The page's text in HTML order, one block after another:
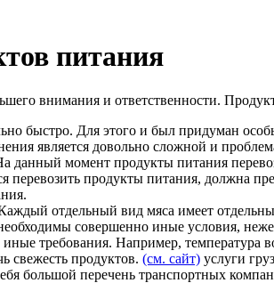
питания
внимания и ответственности.
быстро. Для этого и был придуман
является довольно сложной и
данный момент продукты питания
перевозить продукты питания, должна
отдельный вид мяса имеет
совершенно иные условия,
требования. Например, температура
свежесть продуктов. (см. сайт) услуги
большой перечень транспортных